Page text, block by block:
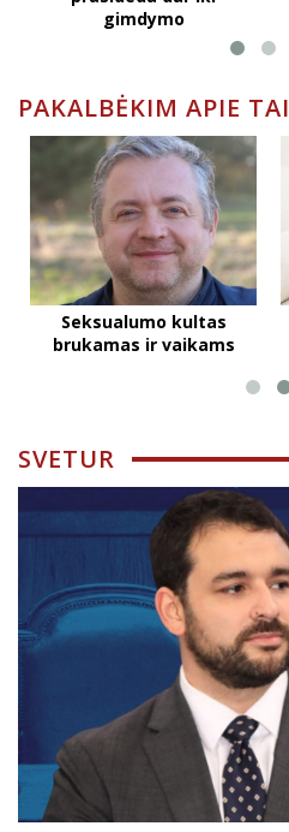
gimdymo
PAKALBĖKIM APIE TAI
Seksualumo kultas
brukamas ir vaikams
SVETUR